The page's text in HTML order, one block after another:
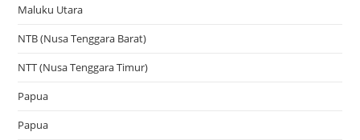
Maluku Utara
NTB (Nusa Tenggara Barat)
NTT (Nusa Tenggara Timur)
Papua
Papua